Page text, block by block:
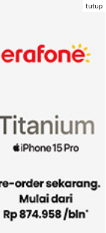
tutup
Pengiriman Ternak